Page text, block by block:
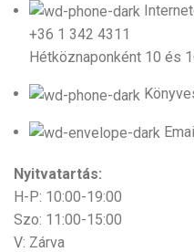
+36 1 342 4311
Hétköznaponként 10 és
Nyitvatartás:
H-P: 10:00-19:00
Szo: 11:00-15:00
V: Zárva